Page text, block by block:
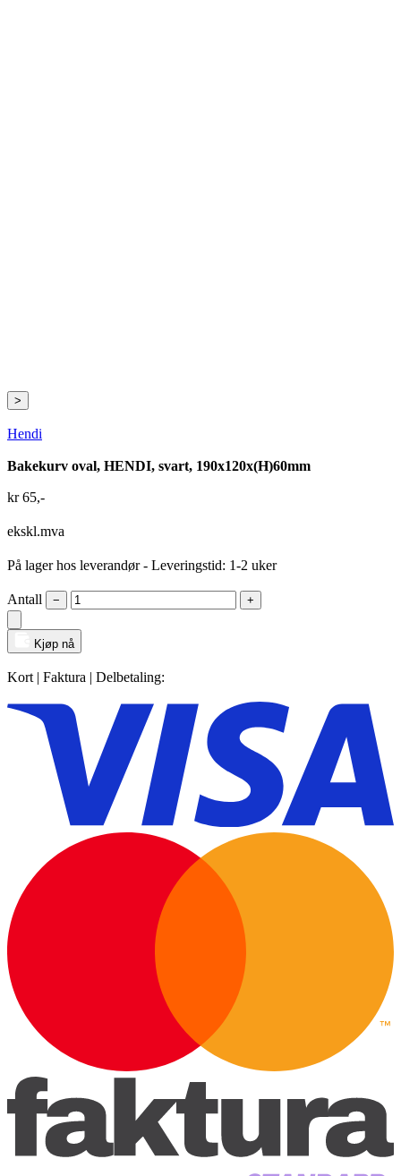
>
Hendi
Bakekurv oval, HENDI, svart, 190x120x(H)60mm
kr65,-
ekskl.mva
På lager hos leverandør- Leveringstid: 1-2 uker
Antall − +
Kjøp nå
Kort | Faktura | Delbetaling: